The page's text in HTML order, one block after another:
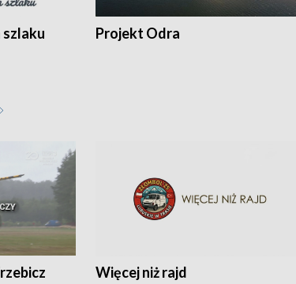
szlaku Projekt Odra
Więcej niż rajd